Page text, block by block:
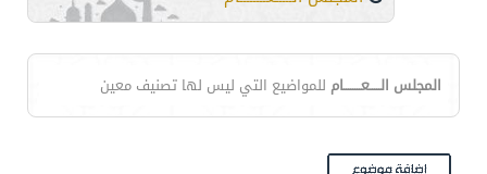
المجلس الـــــعــــــــام للمواضيع التي ليس لها تصنيف معين